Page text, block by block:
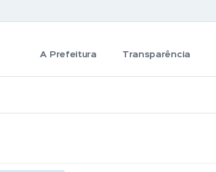
A Prefeitura Transparência